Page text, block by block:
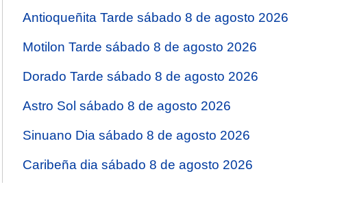
Antioqueñita Tarde sábado 8 de agosto 2026
Motilon Tarde sábado 8 de agosto 2026
Dorado Tarde sábado 8 de agosto 2026
Astro Sol sábado 8 de agosto 2026
Sinuano Dia sábado 8 de agosto 2026
Caribeña dia sábado 8 de agosto 2026